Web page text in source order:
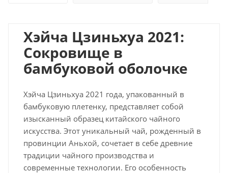
Хэйча Цзиньхуа 2021:
Сокровище в
бамбуковой оболочке
Хэйча Цзиньхуа 2021 года, упакованный в
бамбуковую плетенку, представляет собой
изысканный образец китайского чайного
искусства. Этот уникальный чай, рожденный в
провинции Аньхой, сочетает в себе древние
традиции чайного производства и
современные технологии. Его особенность